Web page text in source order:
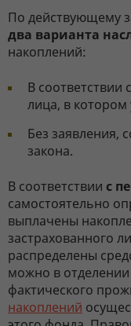
По действующему
два варианта
накоплений:
В соответствии
лица, в
Без заявления,
закона.
В соответствии с
самостоятельно
выплачены
застрахованного
распределены
можно в
фактического
накоплений